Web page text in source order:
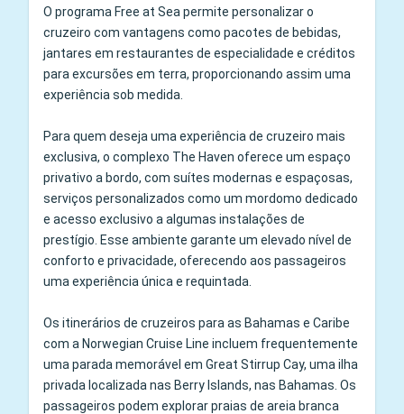
O programa Free at Sea permite personalizar o
cruzeiro com vantagens como pacotes de bebidas,
jantares em restaurantes de especialidade e créditos
para excursões em terra, proporcionando assim uma
experiência sob medida.
Para quem deseja uma experiência de cruzeiro mais
exclusiva, o complexo The Haven oferece um espaço
privativo a bordo, com suítes modernas e espaçosas,
serviços personalizados como um mordomo dedicado
e acesso exclusivo a algumas instalações de
prestígio. Esse ambiente garante um elevado nível de
conforto e privacidade, oferecendo aos passageiros
uma experiência única e requintada.
Os itinerários de cruzeiros para as Bahamas e Caribe
com a Norwegian Cruise Line incluem frequentemente
uma parada memorável em Great Stirrup Cay, uma ilha
privada localizada nas Berry Islands, nas Bahamas. Os
passageiros podem explorar praias de areia branca